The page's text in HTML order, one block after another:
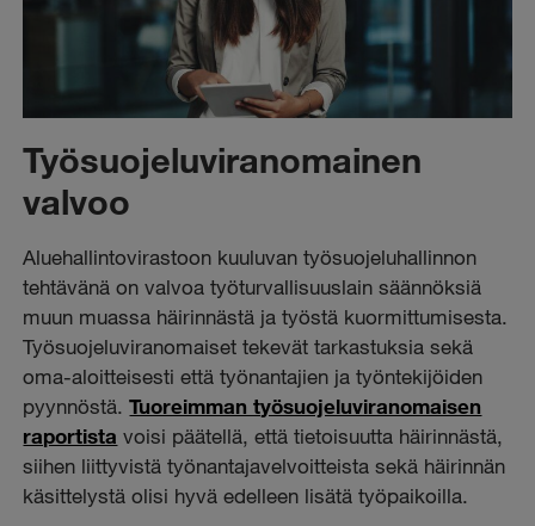
Työsuojeluviranomainen
valvoo
Aluehallintovirastoon kuuluvan työsuojeluhallinnon
tehtävänä on valvoa työturvallisuuslain säännöksiä
muun muassa häirinnästä ja työstä kuormittumisesta.
Työsuojeluviranomaiset tekevät tarkastuksia sekä
oma-aloitteisesti että työnantajien ja työntekijöiden
pyynnöstä.Tuoreimman työsuojeluviranomaisen
raportista voisi päätellä, että tietoisuutta häirinnästä,
siihen liittyvistä työnantajavelvoitteista sekä häirinnän
käsittelystä olisi hyvä edelleen lisätä työpaikoilla.